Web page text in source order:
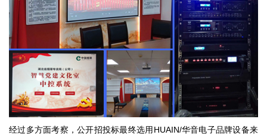
经过多方面考察，公开招投标最终选用HUAIN/华音电子品牌设备来